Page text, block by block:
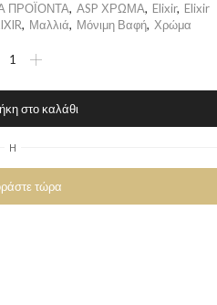
ΠΡΟΪΟΝΤΑ, ASP ΧΡΩΜΑ, Elixir, Elixir
, Μαλλιά, Μόνιμη Βαφή, Χρώμα
στο καλάθι
H
τώρα